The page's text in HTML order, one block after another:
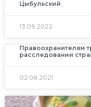
Цыбульский
13.09.2022
Правоохранителям
расследовании
02.08.2021